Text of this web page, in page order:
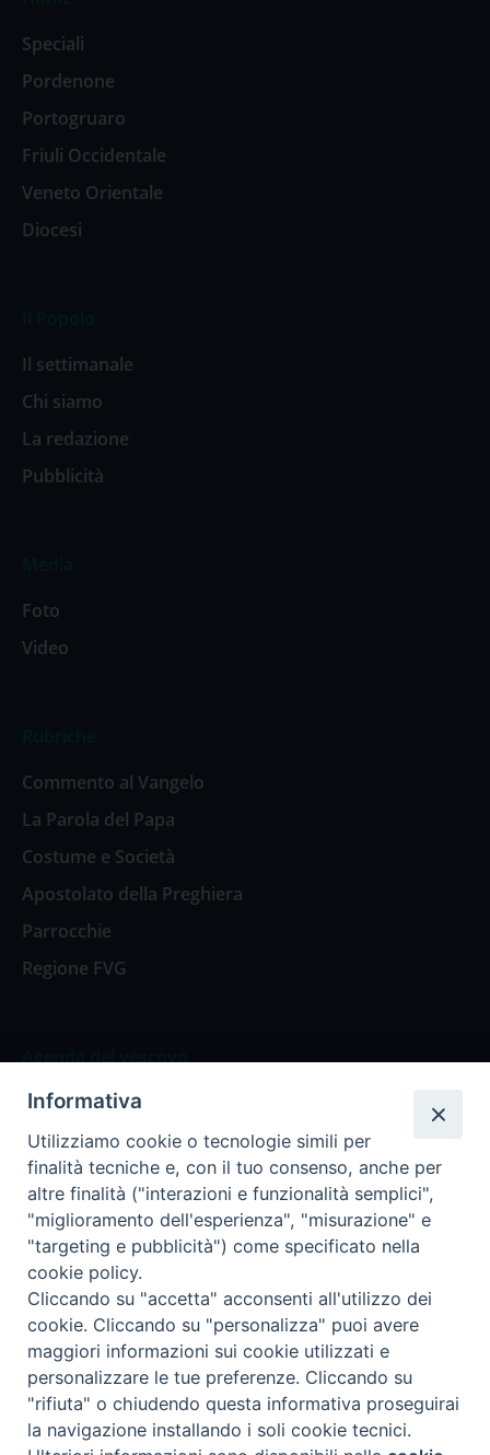
Speciali
Pordenone
Portogruaro
Friuli Occidentale
Veneto Orientale
Diocesi
Il settimanale
Chi siamo
La redazione
Pubblicità
Foto
Video
Commento al Vangelo
La Parola del Papa
Costume e Società
Apostolato della Preghiera
Parrocchie
Regione FVG
Agenda del vescovo
Agenda del vescovo
Privacy Policy Trasparenza
Termini e Condizioni
Informativa per il trattamento dei dati personali
Cookie Policy
Informativa
Utilizziamo cookie o tecnologie simili per
finalità tecniche e, con il tuo consenso, anche per
altre finalità ("interazioni e funzionalità semplici",
"miglioramento dell'esperienza", "misurazione" e
"targeting e pubblicità") come specificato nella
cookie policy.
Cliccando su "accetta" acconsenti all'utilizzo dei
cookie. Cliccando su "personalizza" puoi avere
maggiori informazioni sui cookie utilizzati e
personalizzare le tue preferenze. Cliccando su
"rifiuta" o chiudendo questa informativa proseguirai
la navigazione installando i soli cookie tecnici.